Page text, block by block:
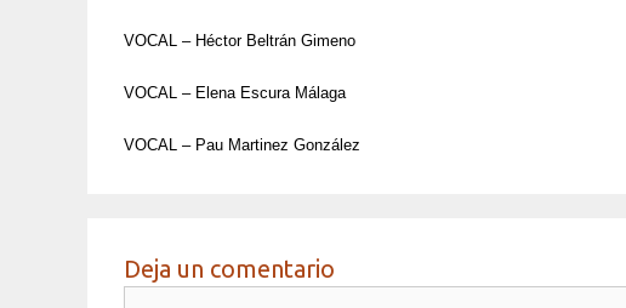
VOCAL – Héctor Beltrán Gimeno
VOCAL – Elena Escura Málaga
VOCAL – Pau Martinez González
Deja un comentario